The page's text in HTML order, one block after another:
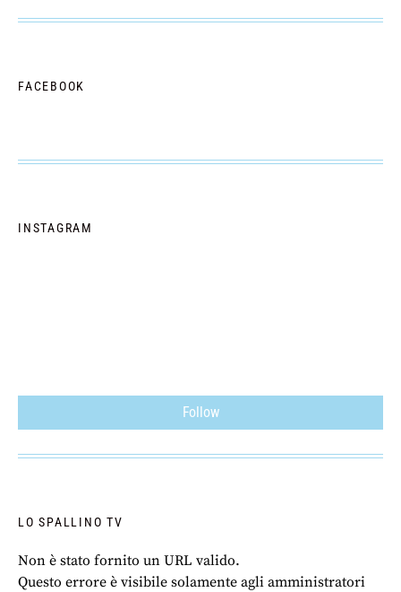
FACEBOOK
INSTAGRAM
Follow
LO SPALLINO TV
Non è stato fornito un URL valido.
Questo errore è visibile solamente agli amministratori